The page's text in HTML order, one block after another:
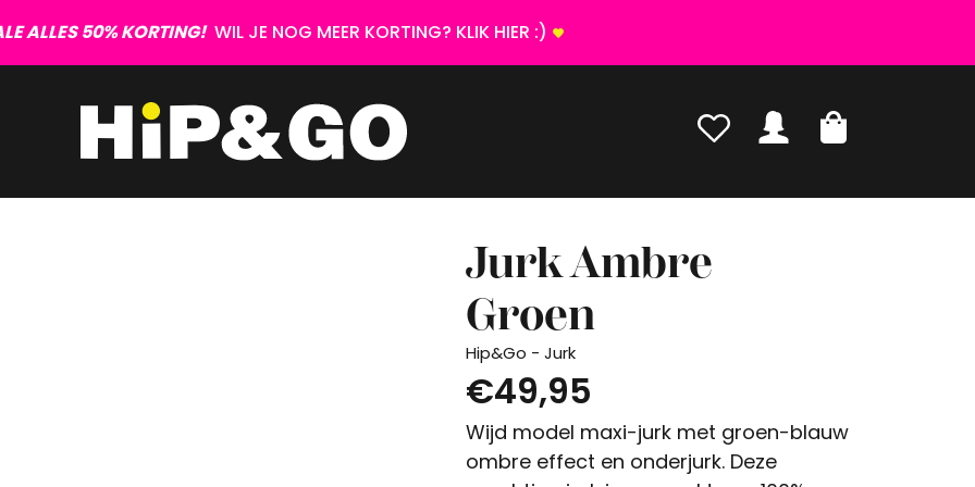
ALLES 50% KORTING! WIL JE NOG MEER KORTING? KLIK HIER :)
Jurk Ambre
Groen
Hip&Go - Jurk
€49,95
Wijd model maxi-jurk met groen-blauw
ombre effect en onderjurk. Deze